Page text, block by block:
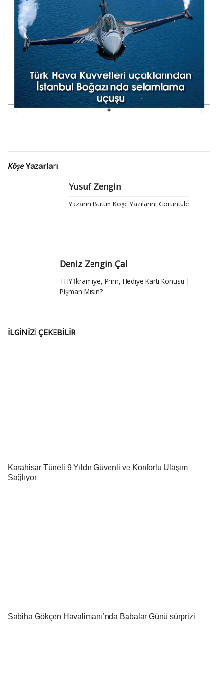
KöşeYazarları
Yusuf Zengin
Yazarın Bütün Köşe Yazılarını Görüntüle
Deniz Zengin Çal
THY İkramiye, Prim, Hediye Kartı Konusu |
Pişman Mısın?
İLGİNİZİ ÇEKEBİLİR
Karahisar Tüneli 9 Yıldır Güvenli ve Konforlu Ulaşım
Sağlıyor
Sabiha Gökçen Havalimanı’nda Babalar Günü sürprizi